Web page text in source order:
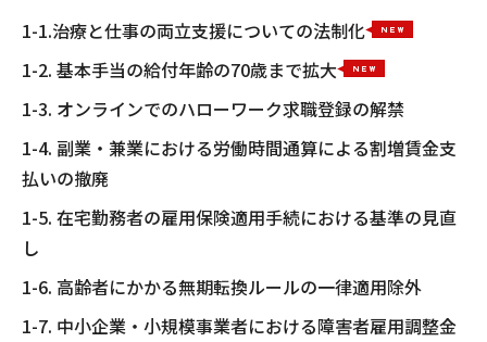
1-1.治療と仕事の両立支援についての法制化
1-2. 基本手当の給付年齢の70歳まで拡大
1-3. オンラインでのハローワーク求職登録の解禁
1-4. 副業・兼業における労働時間通算による割増賃金支
払いの撤廃
1-5. 在宅勤務者の雇用保険適用手続における基準の見直
し
1-6. 高齢者にかかる無期転換ルールの一律適用除外
1-7. 中小企業・小規模事業者における障害者雇用調整金